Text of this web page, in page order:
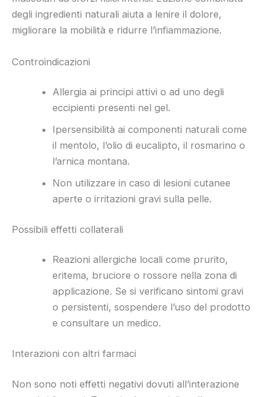
degli ingredienti naturali aiuta a lenire il dolore,
migliorare la mobilità e ridurre l’infiammazione.
Controindicazioni
Allergia ai principi attivi o ad uno degli
eccipienti presenti nel gel.
Ipersensibilità ai componenti naturali come
il mentolo, l’olio di eucalipto, il rosmarino o
l’arnica montana.
Non utilizzare in caso di lesioni cutanee
aperte o irritazioni gravi sulla pelle.
Possibili effetti collaterali
Reazioni allergiche locali come prurito,
eritema, bruciore o rossore nella zona di
applicazione. Se si verificano sintomi gravi
o persistenti, sospendere l’uso del prodotto
e consultare un medico.
Interazioni con altri farmaci
Non sono noti effetti negativi dovuti all’interazione